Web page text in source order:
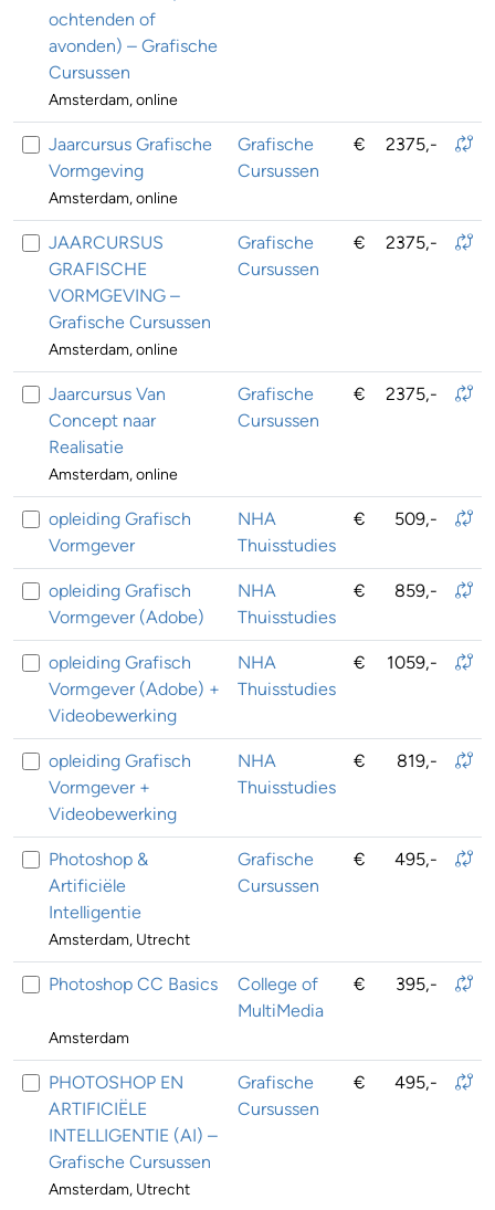
ochtenden of
avonden) – Grafische
Cursussen
Amsterdam, online
Jaarcursus Grafische
Vormgeving
Grafische
Cursussen
€ 2375,-
Amsterdam, online
JAARCURSUS
GRAFISCHE
VORMGEVING –
Grafische Cursussen
Grafische
Cursussen
€ 2375,-
Amsterdam, online
Jaarcursus Van
Concept naar
Realisatie
Grafische
Cursussen
€ 2375,-
Amsterdam, online
opleiding Grafisch
Vormgever
NHA
Thuisstudies
€ 509,-
opleiding Grafisch
Vormgever (Adobe)
NHA
Thuisstudies
€ 859,-
opleiding Grafisch
Vormgever (Adobe) +
Videobewerking
NHA
Thuisstudies
€ 1059,-
opleiding Grafisch
Vormgever +
Videobewerking
NHA
Thuisstudies
€ 819,-
Photoshop &
Artificiële
Intelligentie
Grafische
Cursussen
€ 495,-
Amsterdam, Utrecht
Photoshop CC Basics
College of
MultiMedia
€ 395,-
Amsterdam
PHOTOSHOP EN
ARTIFICIËLE
INTELLIGENTIE (AI) –
Grafische Cursussen
Grafische
Cursussen
€ 495,-
Amsterdam, Utrecht